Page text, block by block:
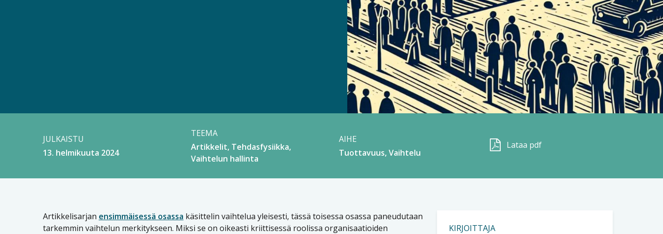
JULKAISTU
13. helmikuuta 2024
TEEMA
Artikkelit Tehdasfysiikka
Vaihtelun hallinta
AIHE
Tuottavuus Vaihtelu
Lataa pdf
Artikkelisarjan ensimmäisessä osassa käsittelin vaihtelua yleisesti, tässä toisessa osassa paneudutaan
tarkemmin vaihtelun merkitykseen. Miksi se on oikeasti kriittisessä roolissa organisaatioiden
KIRJOITTAJA